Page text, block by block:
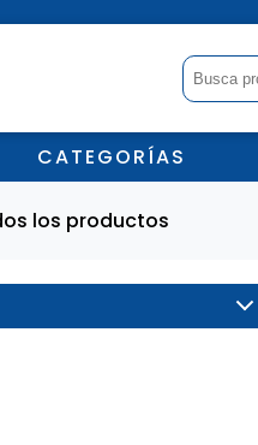
CATEGORÍAS
los productos